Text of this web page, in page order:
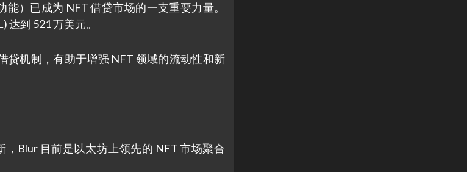
）已成为 NFT 借贷市场的一支重要力量。
到 521 万美元。
贷机制，有助于增强 NFT 领域的流动性和新
，Blur 目前是以太坊上领先的 NFT 市场聚合